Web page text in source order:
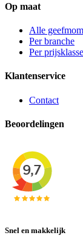
Op maat
Alle
Per branche
Per prijsklasse
Klantenservice
Contact
Beoordelingen
Snel en makkelijk